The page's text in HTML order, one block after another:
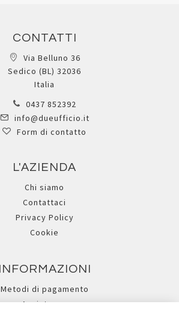
CONTATTI
Via Belluno 36
Sedico (BL) 32036
Italia
0437 852392
info@dueufficio.it
Form di contatto
L'AZIENDA
Chi siamo
Contattaci
Privacy Policy
Cookie
INFORMAZIONI
Metodi di pagamento
Assistenza